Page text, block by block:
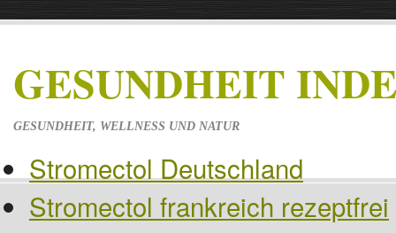
GESUNDHEIT
GESUNDHEIT, WELLNESS UND NATUR
Stromectol Deutschland
Stromectol frankreich rezeptfrei